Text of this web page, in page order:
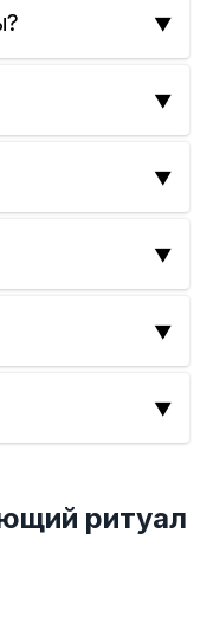
ритуал